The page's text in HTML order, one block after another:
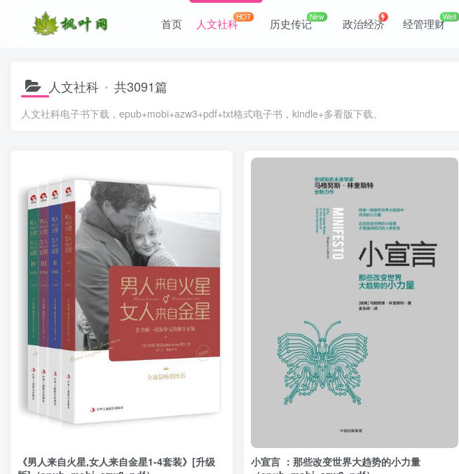
首页 人文社科HOT 历史传记New 政治经济 经管理财Well
人文社科 共3091篇
人文社科电子书下载，epub+mobi+azw3+pdf+txt格式电子书，kindle+多看版下载。
《男人来自火星,女人来自金星1-4套装》[升级
小宣言 ：那些改变世界大趋势的小力量
登录
没有账号？立即注册